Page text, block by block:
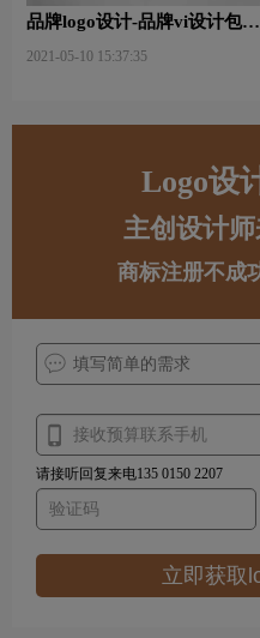
品牌logo设计-品牌vi设计包括
2021-05-10 15:37:35
Logo设
主创设计
商标注册不成
请接听回复来电135 0150 2207
立即获取